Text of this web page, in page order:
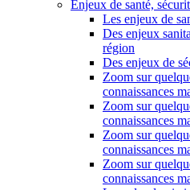
Enjeux de santé,
Les enjeux de
Des enjeux
région
Des enjeux de
Zoom sur
connaissances
Zoom sur
connaissances
Zoom sur
connaissances
Zoom sur
connaissances